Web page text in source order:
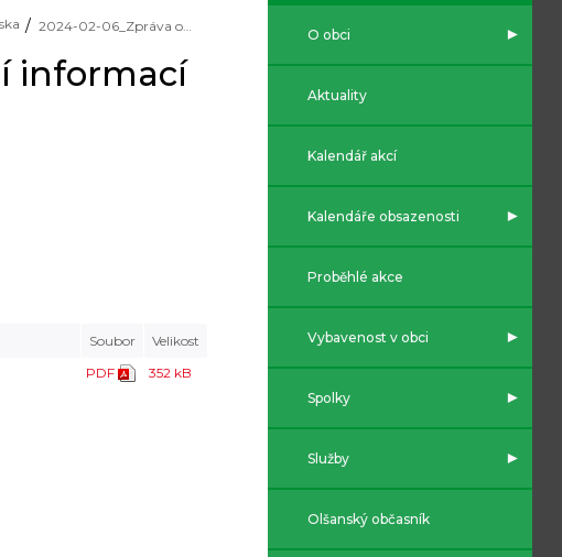
2024-02-06_Zpráva o poskytování informací za r. 2023
informací
Soubor
Velikost
PDF 352 kB
O obci
Aktuality
Kalendář akcí
Kalendáře obsazenosti
Proběhlé akce
Vybavenost v obci
Spolky
Služby
Olšanský občasník